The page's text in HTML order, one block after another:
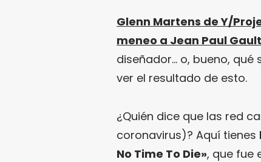
Glenn Martens de Y/
meneo a Jean Paul
diseñador… o, bueno, qué
ver el resultado de esto.
¿Quién dice que las red
coronavirus)? Aquí tienes
No Time To Die», que fue